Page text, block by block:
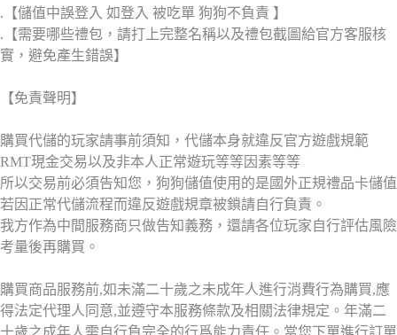
.【儲值中誤登入 如登入 被吃單 狗狗不負責 】
.【需要哪些禮包，請打上完整名稱以及禮包截圖給官方客服核
實，避免產生錯誤】
【免責聲明】
購買代儲的玩家請事前須知，代儲本身就違反官方遊戲規範
RMT現金交易以及非本人正常遊玩等等因素等等
所以交易前必須告知您，狗狗儲值使用的是國外正規禮品卡儲值
若因正常代儲流程而違反遊戲規章被鎖請自行負責。
我方作為中間服務商只做告知義務，還請各位玩家自行評估風險
考量後再購買。
購買商品服務前,如未滿二十歲之未成年人進行消費行為購買,應
得法定代理人同意,並遵守本服務條款及相關法律規定。年滿二
十歲之成年人需自行負完全的行爲能力責任。當您下單進行訂單